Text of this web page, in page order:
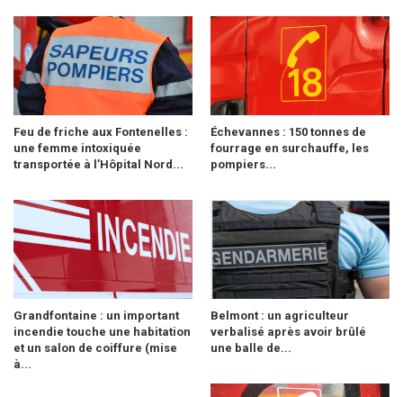
Feu de friche aux Fontenelles :
une femme intoxiquée
transportée à l’Hôpital Nord...
Échevannes : 150 tonnes de
fourrage en surchauffe, les
pompiers...
Grandfontaine : un important
incendie touche une habitation
et un salon de coiffure (mise
à...
Belmont : un agriculteur
verbalisé après avoir brûlé
une balle de...